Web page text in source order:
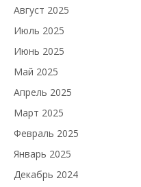
Август 2025
Июль 2025
Июнь 2025
Май 2025
Апрель 2025
Март 2025
Февраль 2025
Январь 2025
Декабрь 2024